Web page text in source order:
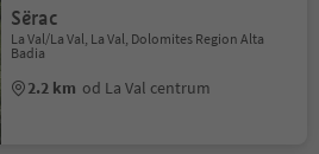
Sërac
La Val/La Val, La Val, Dolomites Region Alta
Badia
2.2 km od La Val centrum